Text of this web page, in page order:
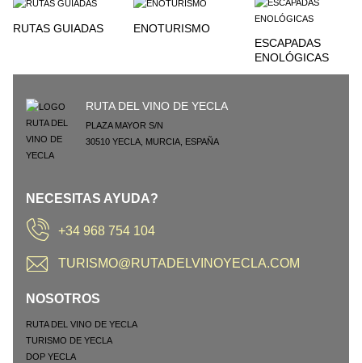
RUTAS GUIADAS
ENOTURISMO
ESCAPADAS
ENOLÓGICAS
RUTA DEL VINO DE YECLA
PLAZA MAYOR S/N
30510 YECLA MURCIA ESPAÑA
NECESITAS AYUDA?
+34 968 754 104
TURISMO@RUTADELVINOYECLA.COM
NOSOTROS
RUTA DEL VINO DE YECLA
TURISMO DE YECLA
DOP YECLA